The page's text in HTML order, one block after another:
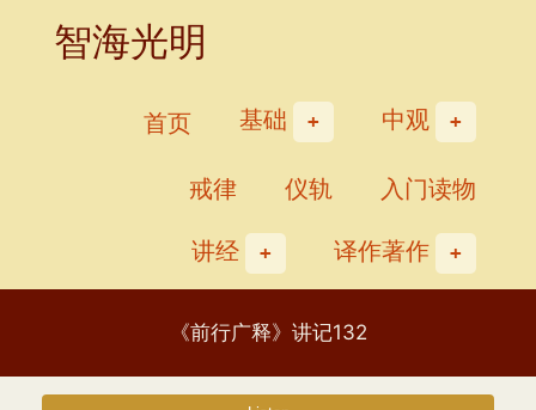
智海光明
首页 基础
中观
戒律
仪轨
入门读物
讲经
译作著作
《前行广释》讲记132